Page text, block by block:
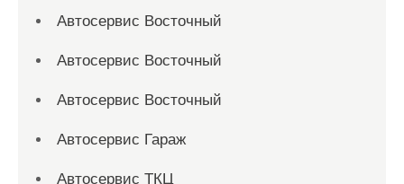
Автосервис Восточный
Автосервис Восточный
Автосервис Восточный
Автосервис Гараж
Автосервис ТКЦ